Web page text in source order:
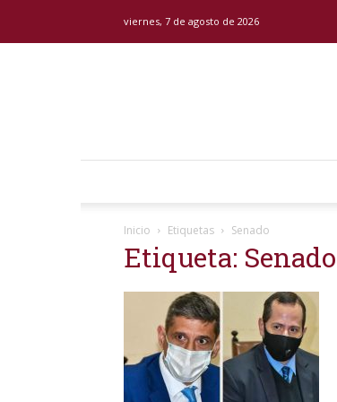
viernes, 7 de agosto de 2026
Inicio Etiquetas Senado
Etiqueta: Senado